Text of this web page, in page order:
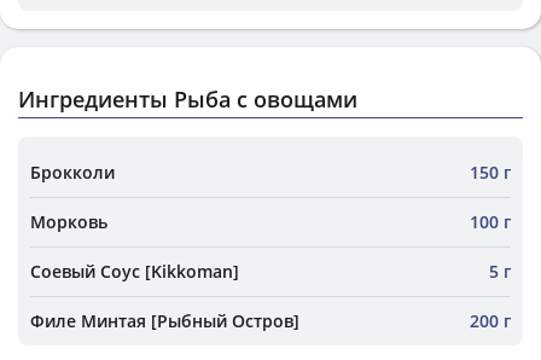
Ингредиенты Рыба с овощами
Брокколи 150 г
Морковь 100 г
Соевый Соус [Kikkoman] 5 г
Филе Минтая [Рыбный Остров] 200 г